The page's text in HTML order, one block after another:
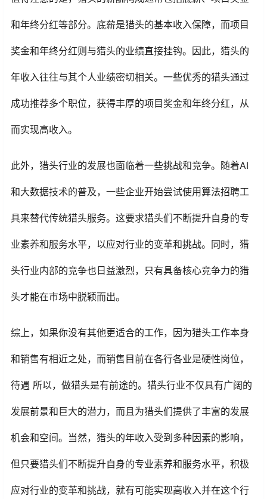
和年终分红等部分。底薪是猎头的基本收入保障，而项目
奖金和年终分红则与猎头的业绩直接挂钩。因此，猎头的
年收入往往与其个人业绩密切相关。一些优秀的猎头通过
成功推荐多个职位，获得丰厚的项目奖金和年终分红，从
而实现高收入。
此外，猎头行业的发展也面临着一些挑战和竞争。随着AI
和大数据技术的普及，一些企业开始尝试使用算法招聘工
具来替代传统猎头服务。这要求猎头们不断提升自身的专
业素养和服务水平，以应对行业的变革和挑战。同时，猎
头行业内部的竞争也日益激烈，只有具备核心竞争力的猎
头才能在市场中脱颖而出。
综上，如果你没有其他更适合的工作，因为猎头工作本身
和销售有相近之处，而销售目前在各行各业是硬性岗位，
待遇 所以，做猎头是有前途的。猎头行业不仅具有广阔的
发展前景和巨大的潜力，而且为猎头们提供了丰富的发展
机会和空间。当然，猎头的年收入受到多种因素的影响，
但只要猎头们不断提升自身的专业素养和服务水平，积极
应对行业的变革和挑战，就有可能实现高收入并在这个行